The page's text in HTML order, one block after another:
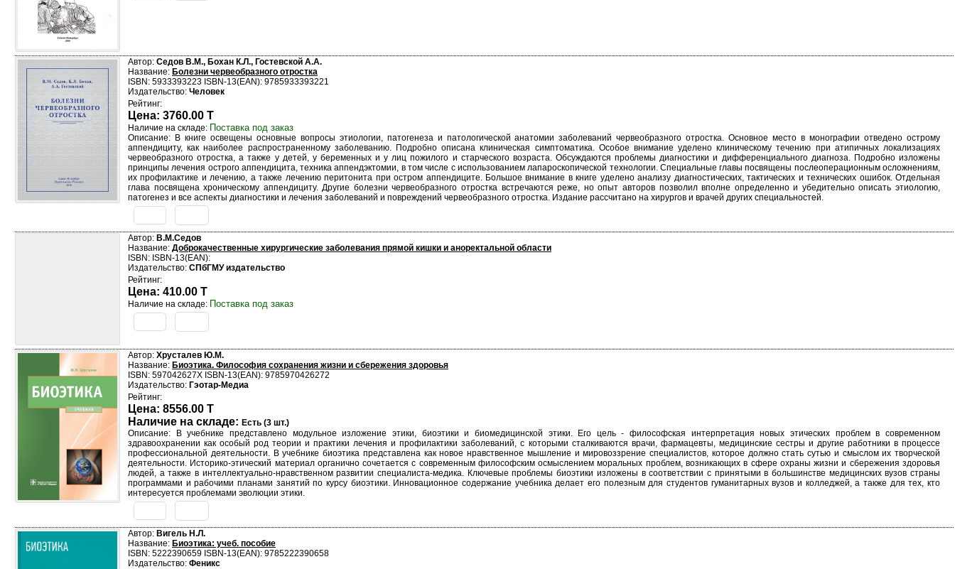
Автор: Седов В.М., Бохан К.Л., Гостевской А.А.
Название: Болезни червеобразного отростка
ISBN: 5933393223 ISBN-13(EAN): 9785933393221
Издательство: Человек
Рейтинг:
Цена: 3760.00 T
Наличие на складе: Поставка под заказ
Описание: В книге освещены основные вопросы этиологии, патогенеза и патологической анатомии заболеваний червеобразного отростка. Основное место в монографии отведено острому
аппендициту, как наиболее распространенному заболеванию. Подробно описана клиническая симптоматика. Особое внимание уделено клиническому течению при атипичных локализациях
червеобразного отростка, а также у детей, у беременных и у лиц пожилого и старческого возраста. Обсуждаются проблемы диагностики и дифференциального диагноза. Подробно изложены
принципы лечения острого аппендицита, техника аппендэктомии, в том числе с использованием лапароскопической технологии. Специальные главы посвящены послеоперационным осложнениям,
их профилактике и лечению, а также лечению перитонита при остром аппендиците. Большое внимание в книге уделено анализу диагностических, тактических и технических ошибок. Отдельная
глава посвящена хроническому аппендициту. Другие болезни червеобразного отростка встречаются реже, но опыт авторов позволил вполне определенно и убедительно описать этиологию,
патогенез и все аспекты диагностики и лечения заболеваний и повреждений червеобразного отростка. Издание рассчитано на хирургов и врачей других специальностей.
Автор: В.М.Седов
Название: Доброкачественные хирургические заболевания прямой кишки и аноректальной области
ISBN: ISBN-13(EAN):
Издательство: СПбГМУ издательство
Рейтинг:
Цена: 410.00 T
Наличие на складе: Поставка под заказ
Автор: Хрусталев Ю.М.
Название: Биоэтика. Философия сохранения жизни и сбережения здоровья
ISBN: 597042627X ISBN-13(EAN): 9785970426272
Издательство: Гэотар-Медиа
Рейтинг:
Цена: 8556.00 T
Наличие на складе: Есть (3 шт.)
Описание: В учебнике представлено модульное изложение этики, биоэтики и биомедицинской этики. Его цель - философская интерпретация новых этических проблем в современном
здравоохранении как особый род теории и практики лечения и профилактики заболеваний, с которыми сталкиваются врачи, фармацевты, медицинские сестры и другие работники в процессе
профессиональной деятельности. В учебнике биоэтика представлена как новое нравственное мышление и мировоззрение специалистов, которое должно стать сутью и смыслом их творческой
деятельности. Историко-этический материал органично сочетается с современным философским осмыслением моральных проблем, возникающих в сфере охраны жизни и сбережения здоровья
людей, а также в интеллектуально-нравственном развитии специалиста-медика. Ключевые проблемы биоэтики изложены в соответствии с принятыми в большинстве медицинских вузов страны
программами и рабочими планами занятий по курсу биоэтики. Инновационное содержание учебника делает его полезным для студентов гуманитарных вузов и колледжей, а также для тех, кто
интересуется проблемами эволюции этики.
Автор: Вигель Н.Л.
Название: Биоэтика: учеб. пособие
ISBN: 5222390659 ISBN-13(EAN): 9785222390658
Издательство: Феникс